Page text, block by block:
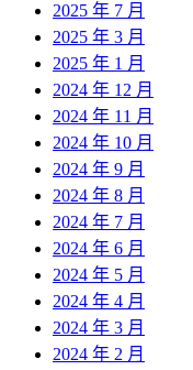
2025 年 7 月
2025 年 3 月
2025 年 1 月
2024 年 12 月
2024 年 11 月
2024 年 10 月
2024 年 9 月
2024 年 8 月
2024 年 7 月
2024 年 6 月
2024 年 5 月
2024 年 4 月
2024 年 3 月
2024 年 2 月